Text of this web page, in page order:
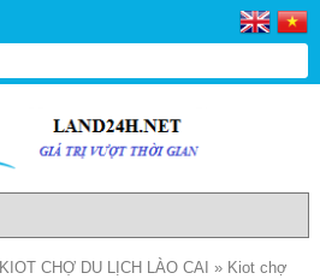
KIOT CHỢ DU LỊCH LÀO CAI » Kiot chợ